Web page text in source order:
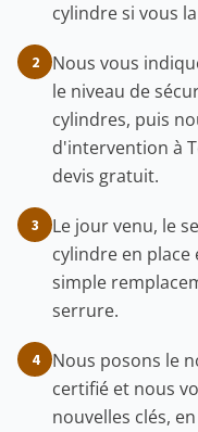
cylindre si vous
2
Nous vous
le niveau de
cylindres, puis
d'intervention à
devis gratuit.
3
Le jour venu, le
cylindre en
simple
serrure.
4
Nous posons le
certifié et nous
nouvelles clés,